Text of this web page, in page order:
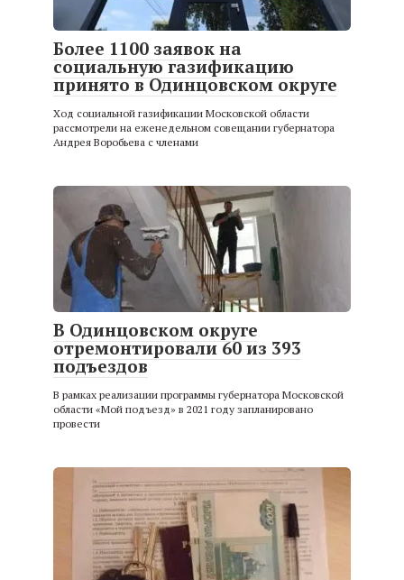
Более 1100 заявок на
социальную газификацию
принято в Одинцовском округе
Ход социальной газификации Московской области
рассмотрели на еженедельном совещании губернатора
Андрея Воробьева с членами
В Одинцовском округе
отремонтировали 60 из 393
подъездов
В рамках реализации программы губернатора Московской
области «Мой подъезд» в 2021 году запланировано
провести